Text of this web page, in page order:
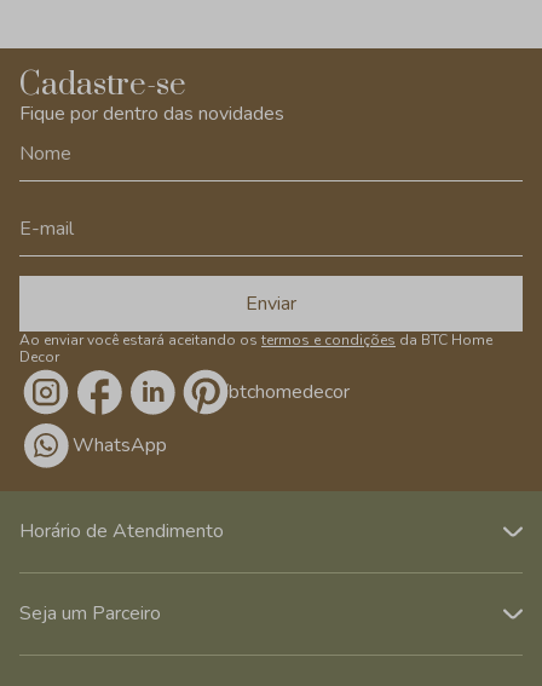
Cadastre-se
Fique por dentro das novidades
Enviar
Ao enviar você estará aceitando os termos e condições da BTC Home
Decor
/btchomedecor
WhatsApp
Horário de Atendimento
Seja um Parceiro